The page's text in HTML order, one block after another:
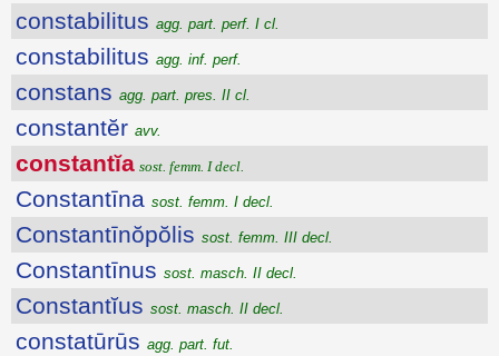
constabilitus agg. part. perf. I cl.
constabilitus agg. inf. perf.
constans agg. part. pres. II cl.
constantĕr avv.
constantĭa sost. femm. I decl.
Constantīna sost. femm. I decl.
Constantīnŏpŏlis sost. femm. III decl.
Constantīnus sost. masch. II decl.
Constantĭus sost. masch. II decl.
constatūrūs agg. part. fut.